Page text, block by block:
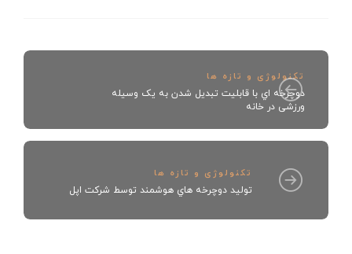
تکنولوژی و تازه ها
دوچرخه اي با قابلیت تبدیل شدن به یک وسیله
ورزشی در خانه
تکنولوژی و تازه ها
توليد دوچرخه هاي هوشمند توسط شركت اپل